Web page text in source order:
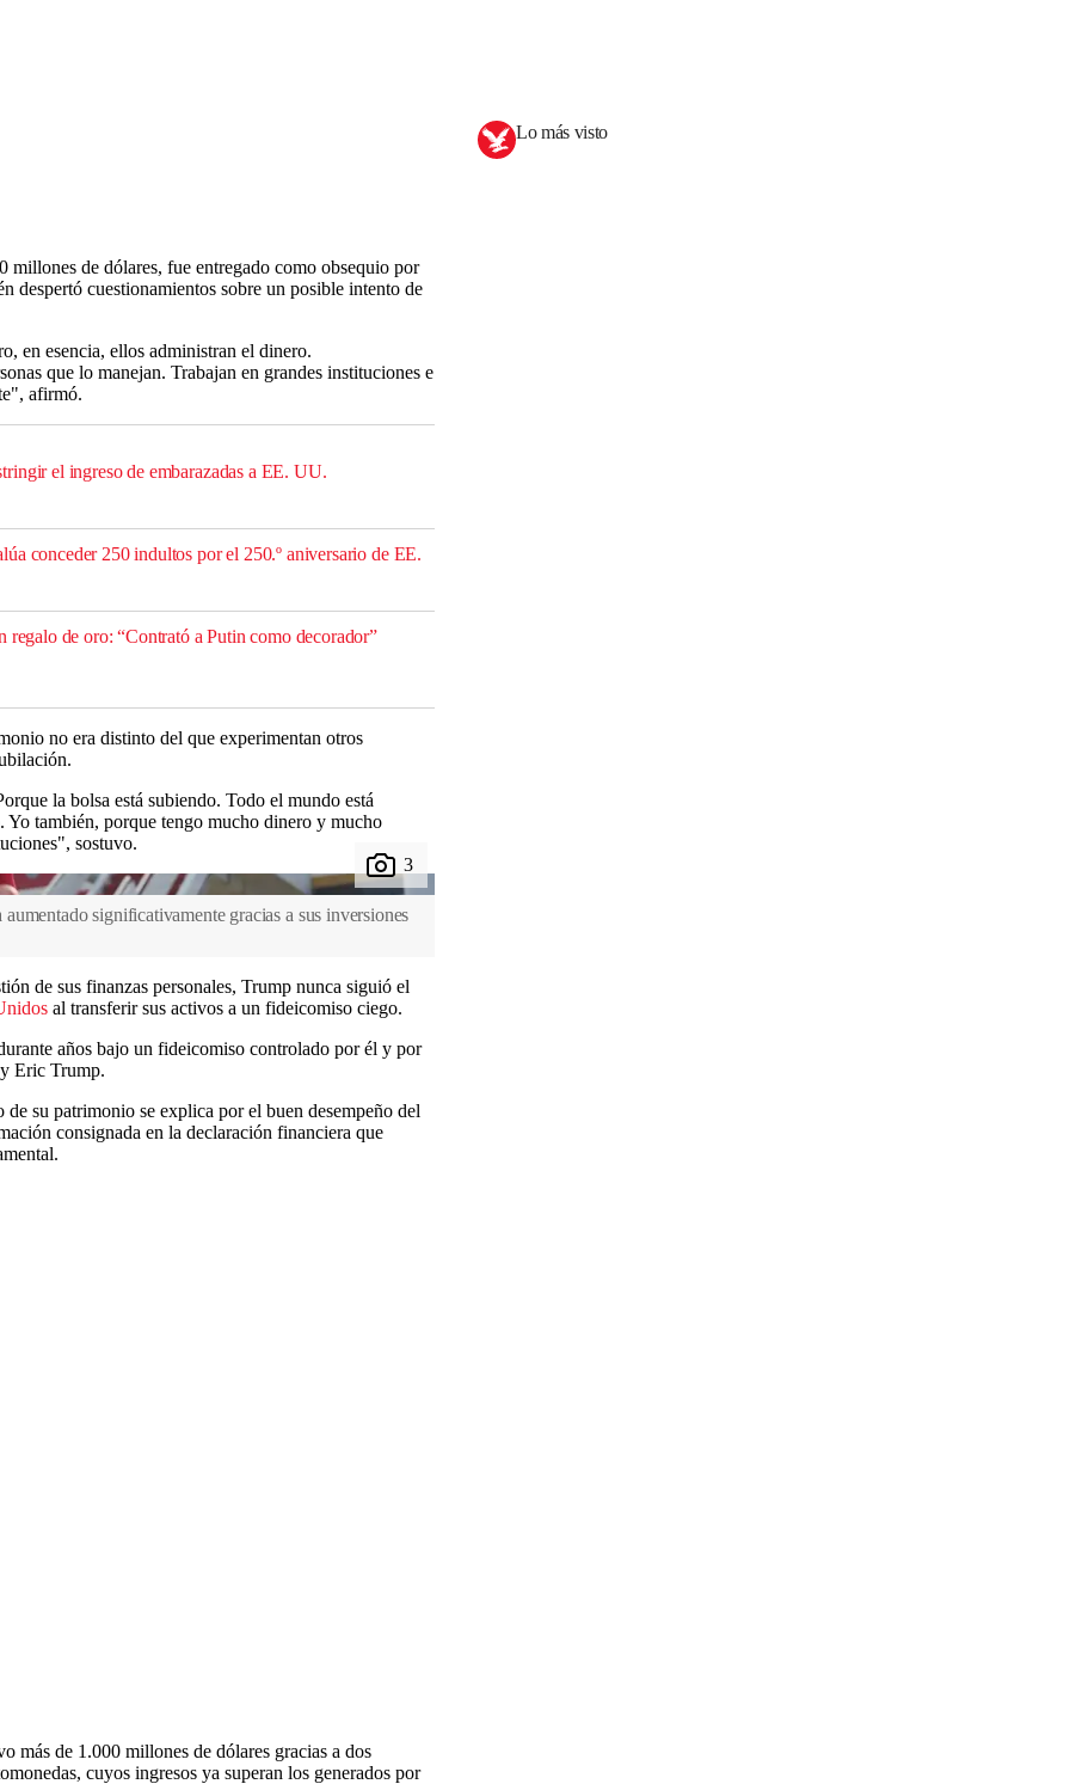
de dólares, fue entregado como obsequio por
despertó cuestionamientos sobre un posible intento de
en esencia, ellos administran el dinero.
que lo manejan. Trabajan en grandes instituciones e
afirmó.
el ingreso de embarazadas a EE. UU.
conceder 250 indultos por el 250.º aniversario de EE.
regalo de oro: “Contrató a Putin como decorador”
no era distinto del que experimentan otros
la bolsa está subiendo. Todo el mundo está
Yo también, porque tengo mucho dinero y mucho
sostuvo.
significativamente gracias a sus inversiones
de sus finanzas personales, Trump nunca siguió el
al transferir sus activos a un fideicomiso ciego.
años bajo un fideicomiso controlado por él y por
Eric Trump.
su patrimonio se explica por el buen desempeño del
consignada en la declaración financiera que
más de 1.000 millones de dólares gracias a dos
cuyos ingresos ya superan los generados por
Lo más visto